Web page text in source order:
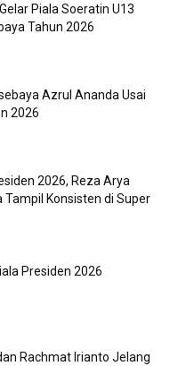
Piala Soeratin U13
Tahun 2026
Azrul Ananda Usai
2026
2026, Reza Arya
Tampil Konsisten di Super
Presiden 2026
Rachmat Irianto Jelang